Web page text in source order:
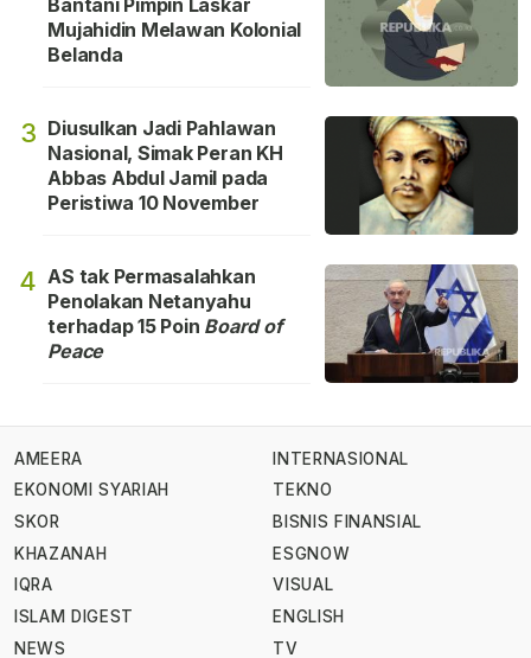
Mujahidin Melawan Kolonial
Belanda
3 Diusulkan Jadi Pahlawan
Nasional, Simak Peran KH
Abbas Abdul Jamil pada
Peristiwa 10 November
4 AS tak Permasalahkan
Penolakan Netanyahu
terhadap 15 Poin Board of
Peace
AMEERA
EKONOMI SYARIAH
SKOR
KHAZANAH
IQRA
ISLAM DIGEST
NEWS
INTERNASIONAL
TEKNO
BISNIS FINANSIAL
ESGNOW
VISUAL
ENGLISH
TV